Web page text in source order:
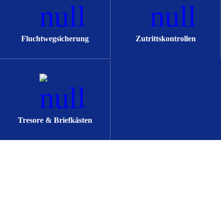
Fluchtwegsicherung Zutrittskontrollen
Tresore & Briefkästen